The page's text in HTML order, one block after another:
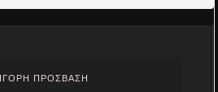
ΠΡΟΣΒΑΣΗ